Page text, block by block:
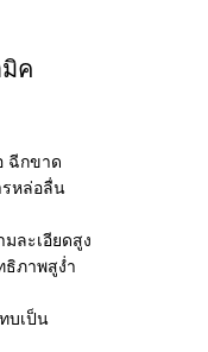
ค
ฉีกขาด
รหล่อลื่น
ละเอียดสูง
ธิภาพสูง่ำ
บเป็น